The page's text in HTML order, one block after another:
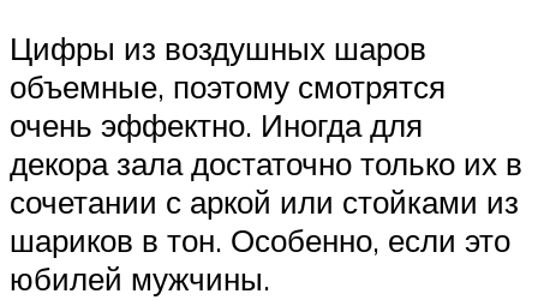
Цифры из воздушных шаров
объемные, поэтому смотрятся
очень эффектно. Иногда для
декора зала достаточно только их в
сочетании с аркой или стойками из
шариков в тон. Особенно, если это
юбилей мужчины.